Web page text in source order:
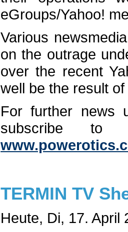
eGroups/Yahoo!
Various
on the outrage
over the recent
well be the result
For further news
subscribe
TERMIN TV
Heute, Di, 17. April